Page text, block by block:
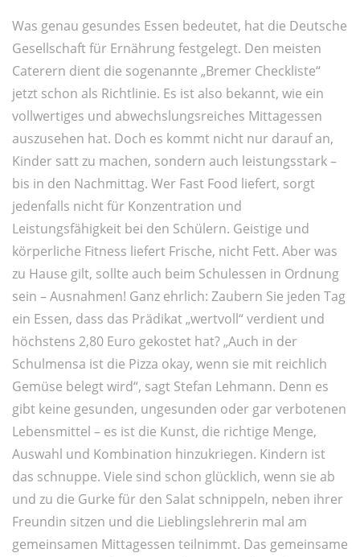
Was genau gesundes Essen bedeutet, hat die Deutsche
Gesellschaft für Ernährung festgelegt. Den meisten
Caterern dient die sogenannte „Bremer Checkliste“
jetzt schon als Richtlinie. Es ist also bekannt, wie ein
vollwertiges und abwechslungsreiches Mittagessen
auszusehen hat. Doch es kommt nicht nur darauf an,
Kinder satt zu machen, sondern auch leistungsstark –
bis in den Nachmittag. Wer Fast Food liefert, sorgt
jedenfalls nicht für Konzentration und
Leistungsfähigkeit bei den Schülern. Geistige und
körperliche Fitness liefert Frische, nicht Fett. Aber was
zu Hause gilt, sollte auch beim Schulessen in Ordnung
sein – Ausnahmen! Ganz ehrlich: Zaubern Sie jeden Tag
ein Essen, dass das Prädikat „wertvoll“ verdient und
höchstens 2,80 Euro gekostet hat? „Auch in der
Schulmensa ist die Pizza okay, wenn sie mit reichlich
Gemüse belegt wird“, sagt Stefan Lehmann. Denn es
gibt keine gesunden, ungesunden oder gar verbotenen
Lebensmittel – es ist die Kunst, die richtige Menge,
Auswahl und Kombination hinzukriegen. Kindern ist
das schnuppe. Viele sind schon glücklich, wenn sie ab
und zu die Gurke für den Salat schnippeln, neben ihrer
Freundin sitzen und die Lieblingslehrerin mal am
gemeinsamen Mittagessen teilnimmt. Das gemeinsame